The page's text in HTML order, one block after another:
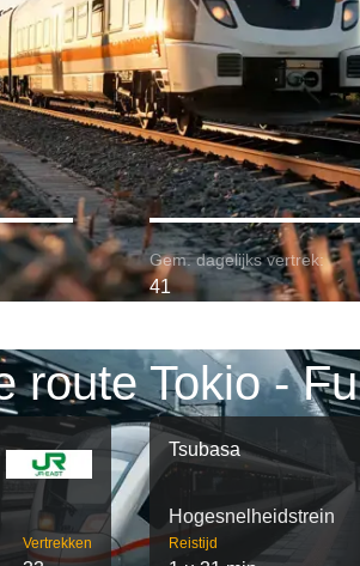
Gem. dagelijks vertrek:
41
route Tokio -
Vertrekken
Tsubasa
Hogesnelheidstrein
Reistijd